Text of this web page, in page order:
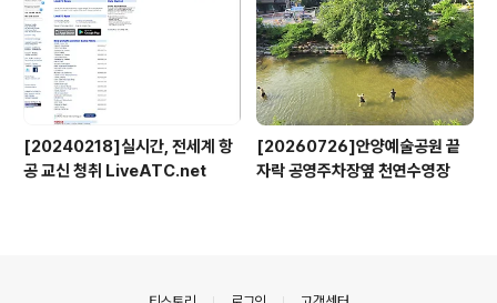
[20240218]실시간, 전세계 항
공 교신 청취 LiveATC.net
[20260726]안양예술공원 끝
자락 공영주차장옆 천연수영장